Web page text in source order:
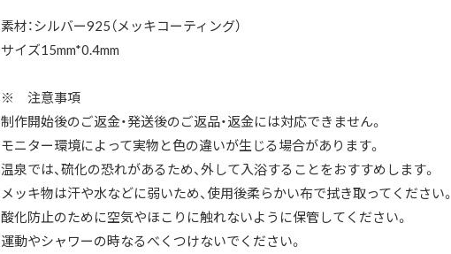
素材：シルバー925（メッキコーティング）
サイズ15mm*0.4mm
※ 注意事項
制作開始後のご返金・発送後のご返品・返金には対応できません。
モニター環境によって実物と色の違いが生じる場合があります。
温泉では、硫化の恐れがあるため、外して入浴することをおすすめします。
メッキ物は汗や水などに弱いため、使用後柔らかい布で拭き取ってください。
酸化防止のために空気やほこりに触れないように保管してください。
運動やシャワーの時なるべくつけないでください。